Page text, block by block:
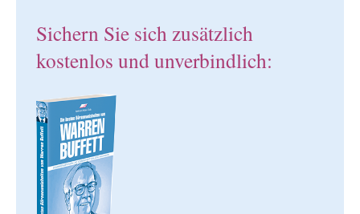
Sichern Sie sich zusätzlich
kostenlos und unverbindlich: